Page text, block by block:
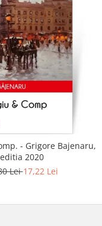
- Grigore Bajenaru,
editia 2020
Lei17,22 Lei